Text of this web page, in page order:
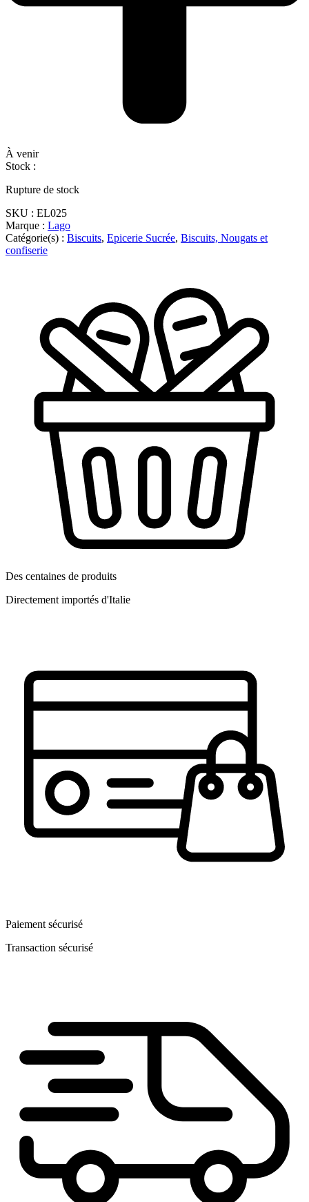
À venir
Stock :
Rupture de stock
SKU : EL025
Marque : Lago
Catégorie(s) : Biscuits, Epicerie Sucrée, Biscuits, Nougats et
confiserie
Des centaines de produits
Directement importés d'Italie
Paiement sécurisé
Transaction sécurisé